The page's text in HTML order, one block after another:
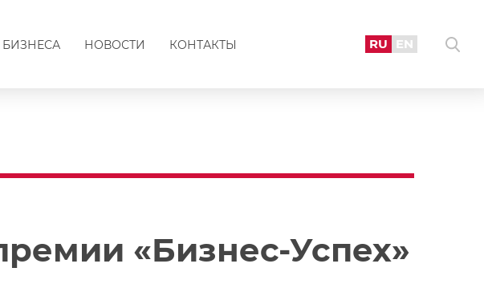
БИЗНЕСА НОВОСТИ КОНТАКТЫ RU EN
«Бизнес-Успех»